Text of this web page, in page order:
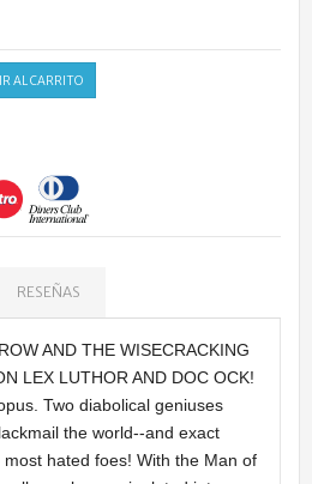
AL CARRITO
RESEÑAS
AND THE WISECRACKING
LEX LUTHOR AND DOC OCK!
Two diabolical geniuses
the world--and exact
hated foes! With the Man of